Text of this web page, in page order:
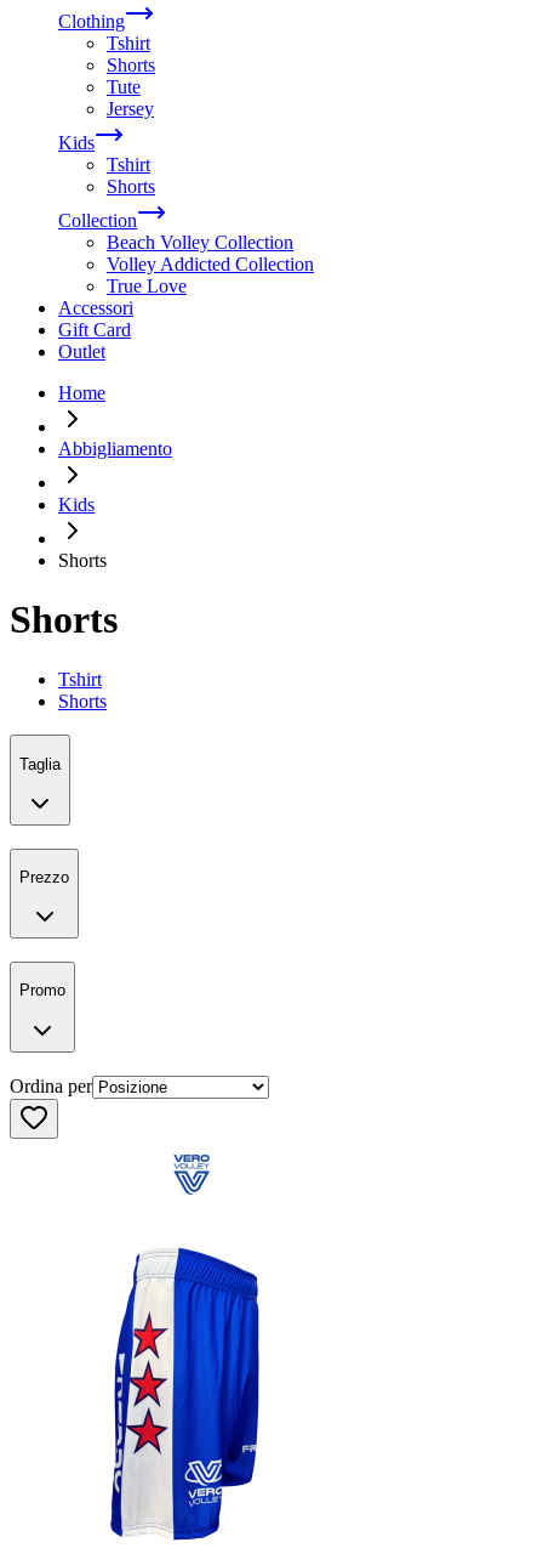
Clothing
Tshirt
Shorts
Tute
Jersey
Kids
Tshirt
Shorts
Collection
Beach Volley Collection
Volley Addicted Collection
True Love
Accessori
Gift Card
Outlet
Home
Abbigliamento
Kids
Shorts
Shorts
Tshirt
Shorts
Taglia
Prezzo
Promo
Ordina per